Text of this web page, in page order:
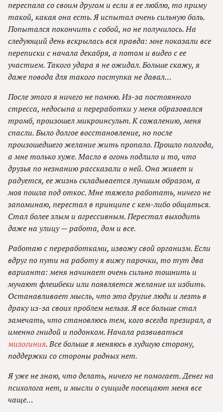
переспала со своим другом и если я ее люблю, то приму
такой, какая она есть. Я испытал очень сильную боль.
Попытался покончить с собой, но не получилось. На
следующий день вскрылась вся правда: мне показали все
переписки с начала декабря, а потом и видео с ее
участием. Такого удара я не ожидал. Больше скажу, я
даже повода для такого поступка не давал…
После этого я ничего не помню. Из-за постоянного
стресса, недосыпа и переработки у меня образовался
тромб, произошел микроинсульт. К сожалению, меня
спасли. Было долгое восстановление, но после
произошедшего желание жить пропало. Прошло полгода,
а мне только хуже. Масло в огонь подлило и то, что
друзья по незнанию рассказали о ней. Она живет и
радуется, ее жизнь складывается лучшим образом, а
моя пошла под откос. Мне тяжело работать, ничего не
запоминаю, перестал в принципе с кем-либо общаться.
Стал более злым и агрессивным. Перестал выходить
даже на улицу — работа, дом и все.
Работаю с переработками, извожу свой организм. Если
вдруг по пути на работу я вижу парочки, то тут два
варианта: меня начинает очень сильно тошнить и
мучают флешбеки или появляется желание их избить.
Останавливает мысль, что это другие люди и лезть в
драку из-за своих проблем нельзя. Я все больше стал
замечать, что становлюсь тем, кого всегда презирал, а
именно гнидой и подонком. Начала развиваться
мизогиния. Все больше я меняюсь в худшую сторону,
поддержки со стороны родных нет.
Я уже не знаю, что делать, ничего не помогает. Денег на
психолога нет, и мысли о суициде посещают меня все
чаще…